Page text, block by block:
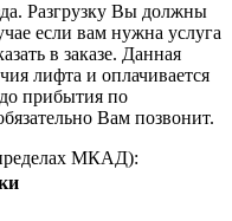
Разгрузку Вы должны
если вам нужна услуга
в заказе. Данная
лифта и оплачивается
прибытия по
Вам позвонит.
МКАД):